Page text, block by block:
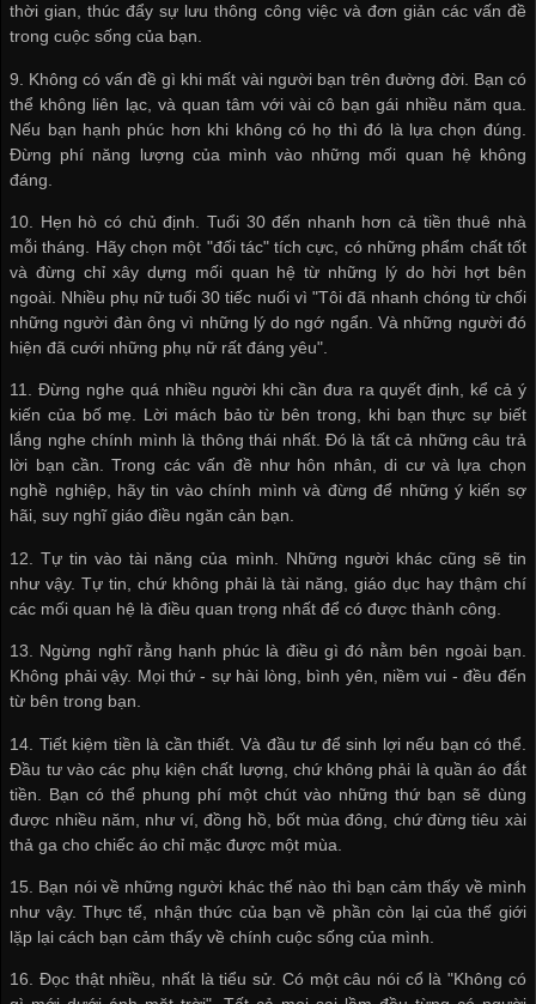
thời gian, thúc đẩy sự lưu thông công việc và đơn giản các vấn đề
trong cuộc sống của bạn.
9. Không có vấn đề gì khi mất vài người bạn trên đường đời. Bạn có
thể không liên lạc, và quan tâm với vài cô bạn gái nhiều năm qua.
Nếu bạn hạnh phúc hơn khi không có họ thì đó là lựa chọn đúng.
Đừng phí năng lượng của mình vào những mối quan hệ không
đáng.
10. Hẹn hò có chủ định. Tuổi 30 đến nhanh hơn cả tiền thuê nhà
mỗi tháng. Hãy chọn một "đối tác" tích cực, có những phẩm chất tốt
và đừng chỉ xây dựng mối quan hệ từ những lý do hời hợt bên
ngoài. Nhiều phụ nữ tuổi 30 tiếc nuối vì "Tôi đã nhanh chóng từ chối
những người đàn ông vì những lý do ngớ ngẩn. Và những người đó
hiện đã cưới những phụ nữ rất đáng yêu".
11. Đừng nghe quá nhiều người khi cần đưa ra quyết định, kể cả ý
kiến của bố mẹ. Lời mách bảo từ bên trong, khi bạn thực sự biết
lắng nghe chính mình là thông thái nhất. Đó là tất cả những câu trả
lời bạn cần. Trong các vấn đề như hôn nhân, di cư và lựa chọn
nghề nghiệp, hãy tin vào chính mình và đừng để những ý kiến sợ
hãi, suy nghĩ giáo điều ngăn cản bạn.
12. Tự tin vào tài năng của mình. Những người khác cũng sẽ tin
như vậy. Tự tin, chứ không phải là tài năng, giáo dục hay thậm chí
các mối quan hệ là điều quan trọng nhất để có được thành công.
13. Ngừng nghĩ rằng hạnh phúc là điều gì đó nằm bên ngoài bạn.
Không phải vậy. Mọi thứ - sự hài lòng, bình yên, niềm vui - đều đến
từ bên trong bạn.
14. Tiết kiệm tiền là cần thiết. Và đầu tư để sinh lợi nếu bạn có thể.
Đầu tư vào các phụ kiện chất lượng, chứ không phải là quần áo đắt
tiền. Bạn có thể phung phí một chút vào những thứ bạn sẽ dùng
được nhiều năm, như ví, đồng hồ, bốt mùa đông, chứ đừng tiêu xài
thả ga cho chiếc áo chỉ mặc được một mùa.
15. Bạn nói về những người khác thế nào thì bạn cảm thấy về mình
như vậy. Thực tế, nhận thức của bạn về phần còn lại của thế giới
lặp lại cách bạn cảm thấy về chính cuộc sống của mình.
16. Đọc thật nhiều, nhất là tiểu sử. Có một câu nói cổ là "Không có